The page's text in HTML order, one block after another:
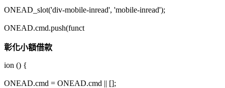
ONEAD_slot('div-mobile-inread', 'mobile-inread');
ONEAD.cmd.push(funct
彰化小額借款
ion () {
ONEAD.cmd = ONEAD.cmd || [];